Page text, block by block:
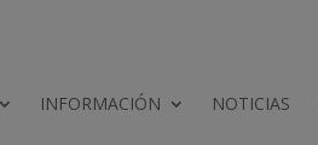
INFORMACIÓN NOTICIAS